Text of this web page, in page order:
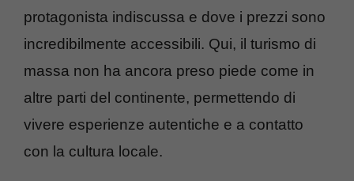
protagonista indiscussa e dove i prezzi sono
incredibilmente accessibili. Qui, il turismo di
massa non ha ancora preso piede come in
altre parti del continente, permettendo di
vivere esperienze autentiche e a contatto
con la cultura locale.